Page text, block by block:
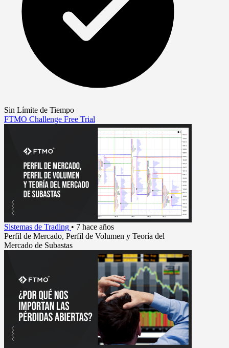
Sin Límite de Tiempo
FTMO Challenge Free Trial
Sistemas de Trading • 7 hace años
Perfil de Mercado, Perfil de Volumen y Teoría del
Mercado de Subastas